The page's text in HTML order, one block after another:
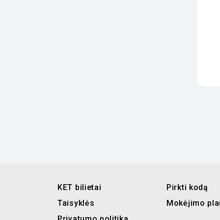
KET bilietai
Taisyklės
Pirkti kodą
Mokėjimo